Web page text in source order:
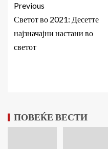
Previous
Светот во 2021: Десетте
најзначајни настани во
светот
ПОВЕЌЕ ВЕСТИ